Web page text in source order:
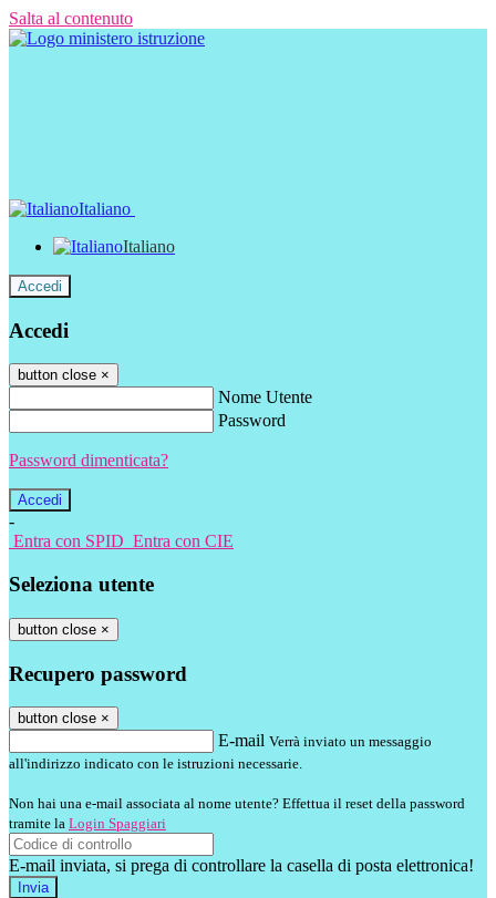
Salta al contenuto
Italiano
Italiano
Accedi
Accedi
button close ×
Nome Utente
Password
Password dimenticata?
-
Entra con SPID Entra con CIE
Seleziona utente
button close ×
Recupero password
button close ×
E-mail Verrà inviato un messaggio
all'indirizzo indicato con le istruzioni necessarie.
Non hai una e-mail associata al nome utente? Effettua il reset della password
tramite la Login Spaggiari
E-mail inviata, si prega di controllare la casella di posta elettronica!